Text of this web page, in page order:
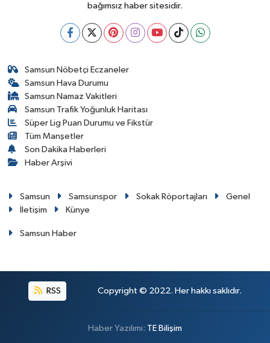
bağımsız haber sitesidir.
Samsun Nöbetçi Eczaneler
Samsun Hava Durumu
Samsun Namaz Vakitleri
Samsun Trafik Yoğunluk Haritası
Süper Lig Puan Durumu ve Fikstür
Tüm Manşetler
Son Dakika Haberleri
Haber Arşivi
Samsun Samsunspor Sokak Röportajları
Genel
İletişim
Künye
Samsun Haber
RSS Copyright © 2022. Her hakkı saklıdır.
Haber Yazılımı: TE Bilişim